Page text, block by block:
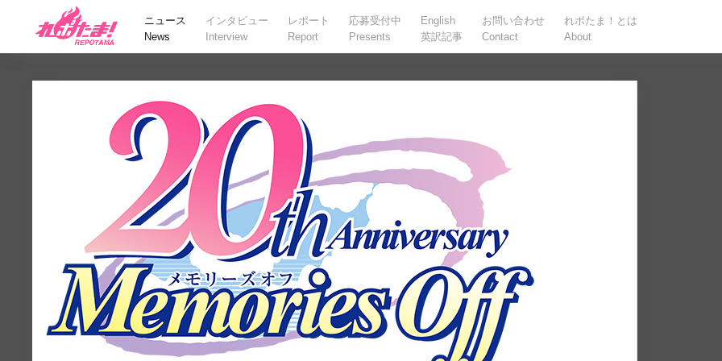
ニュース
News
インタビュー
Interview
レポート
Report
応募受付中
Presents
English
英訳記事
お問い合わせ
Contact
れポたま！とは
About